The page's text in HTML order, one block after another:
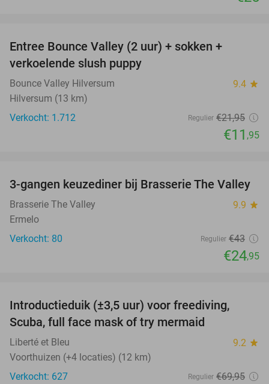
Entree Bounce Valley (2 uur) + sokken +
verkoelende slush puppy
Bounce Valley Hilversum 9.4 star
Hilversum (13 km)
Verkocht: 1.712
Regulier €21,95
€11 ,95
42%
3-gangen keuzediner bij Brasserie The Valley
Brasserie The Valley 9.9 star
Ermelo
Verkocht: 80
Regulier €43
€24,95
Introductieduik (±3,5 uur) voor freediving,
Scuba, full face mask of try mermaid
Liberté et Bleu 9.2 star
Voorthuizen (+4 locaties) (12 km)
Verkocht: 627
Regulier €69,95